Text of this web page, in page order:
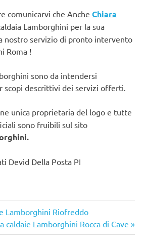
comunicarvi che Anche Chiara
Lamborghini per la sua
nostro servizio di pronto intervento
Roma !
sono da intendersi
scopi descrittivi dei servizi offerti.
unica proprietaria del logo e tutte
sono fruibili sul sito
Devid Della Posta PI
Lamborghini Riofreddo
caldaie Lamborghini Rocca di Cave